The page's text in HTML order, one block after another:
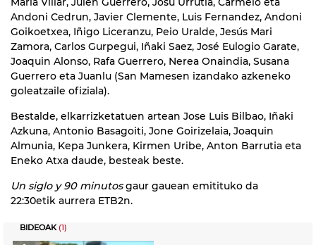
Andoni Cedrun, Javier Clemente, Luis Fernandez, Andoni
Goikoetxea, Iñigo Liceranzu, Peio Uralde, Jesús Mari
Zamora, Carlos Gurpegui, Iñaki Saez, José Eulogio Garate,
Joaquin Alonso, Rafa Guerrero, Nerea Onaindia, Susana
Guerrero eta Juanlu (San Mamesen izandako azkeneko
goleatzaile ofiziala).
Bestalde, elkarrizketatuen artean Jose Luis Bilbao, Iñaki
Azkuna, Antonio Basagoiti, Jone Goirizelaia, Joaquin
Almunia, Kepa Junkera, Kirmen Uribe, Anton Barrutia eta
Eneko Atxa daude, besteak beste.
Un siglo y 90 minutosgaur gauean emitituko da
22:30etik aurrera ETB2n.
BIDEOAK (1)